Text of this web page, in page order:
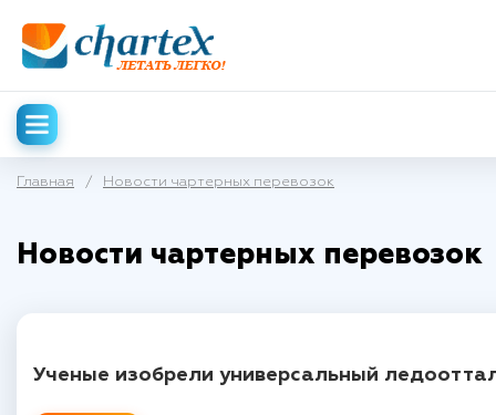
Главная / Новости чартерных перевозок
Новости чартерных перевозок
Ученые изобрели универсальный